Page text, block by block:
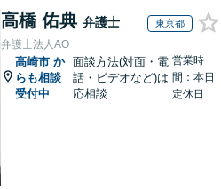
高橋 佑典 弁護士 東京都
弁護士法人AO
高崎市 か
らも相談
受付中
面談方法(対面・電
話・ビデオなど)は
応相談
営業時
間：本日
定休日